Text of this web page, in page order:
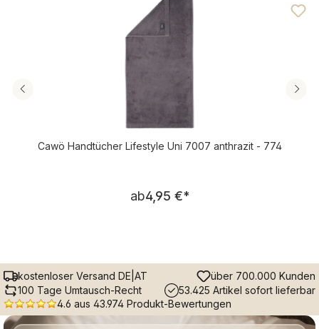
Cawö Handtücher Lifestyle Uni 7007 anthrazit - 774
Regulärer Preis:
ab4,95 €*
kostenloser Versand DE|AT
über 700.000 Kunden
100 Tage Umtausch-Recht
53.425 Artikel sofort lieferbar
4.6 aus 43.974 Produkt-Bewertungen